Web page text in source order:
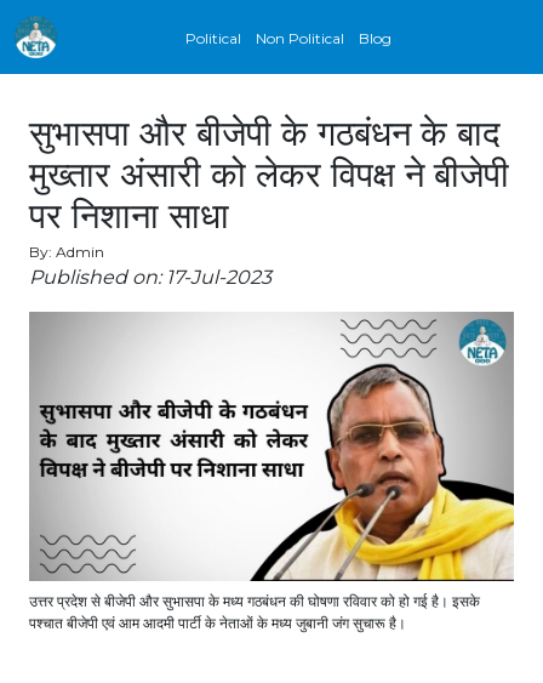
Political Non Political Blog
सुभासपा और बीजेपी के गठबंधन के बाद
मुख्तार अंसारी को लेकर विपक्ष ने बीजेपी
पर निशाना साधा
By: Admin
Published on: 17-Jul-2023
उत्तर प्रदेश से बीजेपी और सुभासपा के मध्य गठबंधन की घोषणा रविवार को हो गई है। इसके
पश्चात बीजेपी एवं आम आदमी पार्टी के नेताओं के मध्य जुबानी जंग सुचारू है।